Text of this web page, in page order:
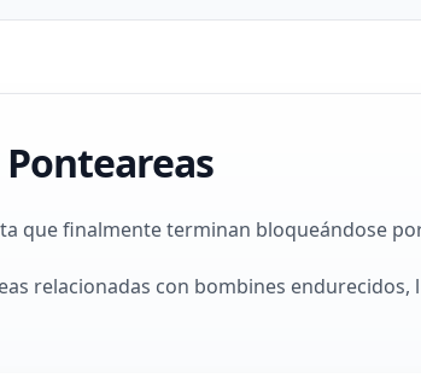
que finalmente terminan bloqueándose
relacionadas con bombines endurecidos,